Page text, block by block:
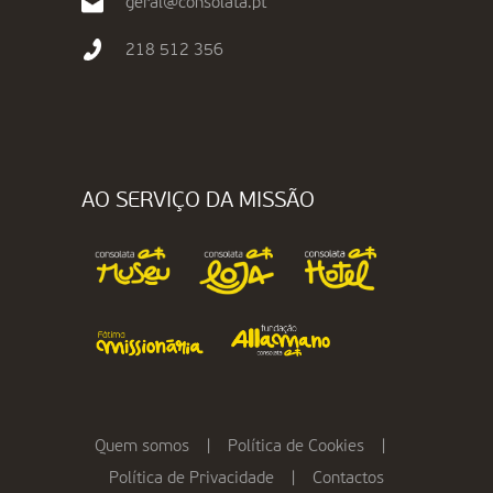
218 512 356
AO SERVIÇO DA MISSÃO
Quem somos Política de Cookies
Política de Privacidade
Contactos